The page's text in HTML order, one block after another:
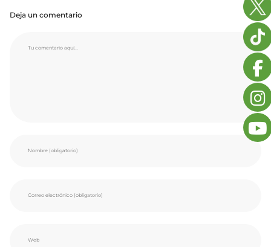
Deja un comentario